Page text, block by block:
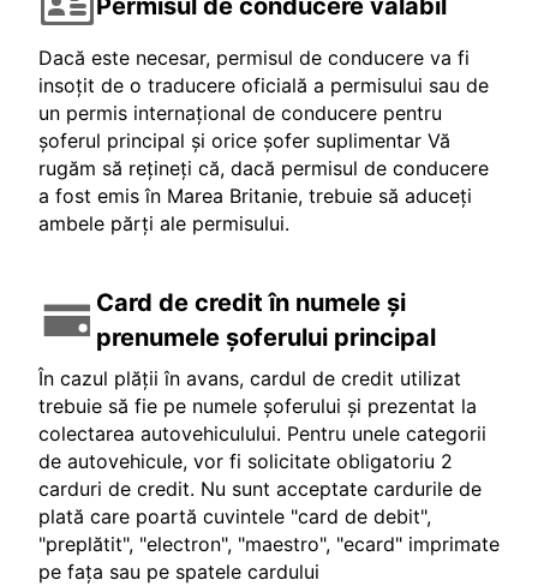
Dacă este necesar, permisul de conducere va fi
insoțit de o traducere oficială a permisului sau de
un permis internațional de conducere pentru
șoferul principal și orice șofer suplimentar Vă
rugăm să rețineți că, dacă permisul de conducere
a fost emis în Marea Britanie, trebuie să aduceți
ambele părți ale permisului.
Card de credit în numele și
prenumele șoferului principal
În cazul plății în avans, cardul de credit utilizat
trebuie să fie pe numele șoferului și prezentat la
colectarea autovehiculului. Pentru unele categorii
de autovehicule, vor fi solicitate obligatoriu 2
carduri de credit. Nu sunt acceptate cardurile de
plată care poartă cuvintele "card de debit",
"preplătit", "electron", "maestro", "ecard" imprimate
pe fața sau pe spatele cardului